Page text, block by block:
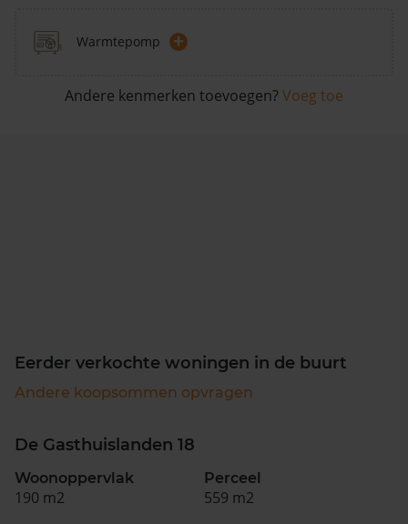
Warmtepomp +
Andere kenmerken toevoegen? Voeg toe
Eerder verkochte woningen in de buurt
Andere koopsommen opvragen
De Gasthuislanden 18
Woonoppervlak
190 m2
Perceel
559 m2